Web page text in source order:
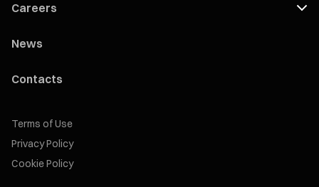
Careers
News
Contacts
Terms of Use
Privacy Policy
Cookie Policy